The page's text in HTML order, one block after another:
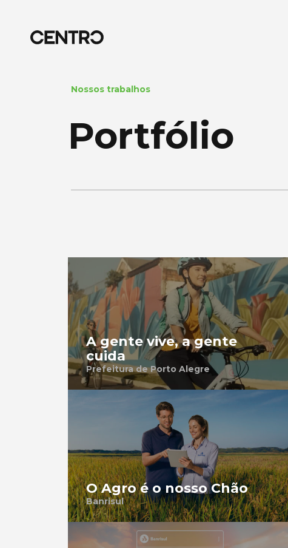
Nossos trabalhos
Portfólio
A gente vive, a gente
cuida
Prefeitura de Porto Alegre
O Agro é o nosso Chão
Banrisul